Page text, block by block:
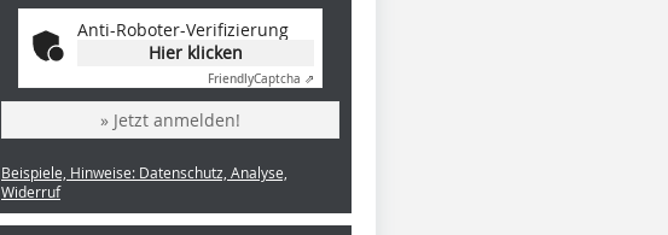
Anti-Roboter-Verifizierung
Hier klicken
FriendlyCaptcha ⇗
» Jetzt anmelden!
Beispiele, Hinweise: Datenschutz, Analyse,
Widerruf